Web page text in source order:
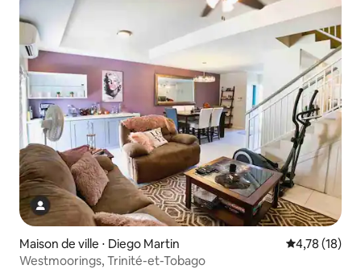
Maison de ville ⋅ Diego Martin Évaluation
4,78 (18)
Westmoorings, Trinité-et-Tobago